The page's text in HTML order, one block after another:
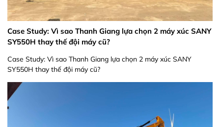
Case Study: Vì sao Thanh Giang lựa chọn 2 máy xúc SANY
SY550H thay thế đội máy cũ?
Case Study: Vì sao Thanh Giang lựa chọn 2 máy xúc SANY
SY550H thay thế đội máy cũ?